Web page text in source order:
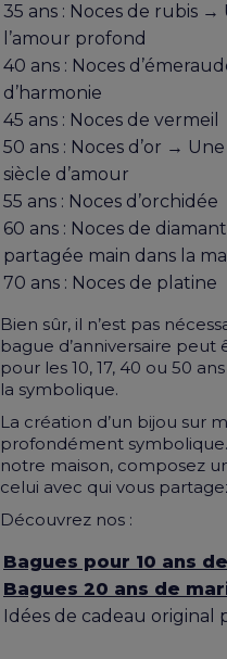
35 ans : Noces de rubis
l’amour profond
40 ans : Noces
d’harmonie
45 ans : Noces de vermeil
50 ans : Noces d’or →
siècle d’amour
55 ans : Noces d’orchidée
60 ans : Noces de
partagée main dans la
70 ans : Noces de platine
Bien sûr, il n’est pas
bague d’anniversaire
pour les 10, 17, 40 ou 50
la symbolique.
La création d’un bijou sur
profondément
notre maison, composez
celui avec qui vous
Découvrez nos :
Bagues pour 10 ans
Bagues 20 ans de
Idées de cadeau original